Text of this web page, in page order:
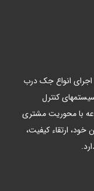
انواع جک درب
کنترل
با محوریت مشتری
ارتقاء کیفیت،